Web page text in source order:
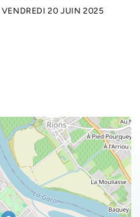
VENDREDI 20 JUIN 2025